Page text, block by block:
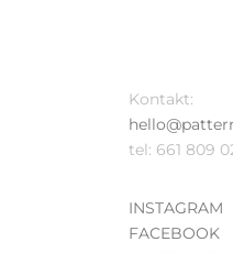
Kontakt:
tel: 661 809
INSTAGRAM
FACEBOOK